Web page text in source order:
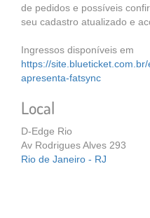
de pedidos e possíveis
seu cadastro atualizado e
Ingressos disponíveis em
https://
apresenta-fatsync
Local
D-Edge Rio
Av Rodrigues Alves 293
Rio de Janeiro - RJ